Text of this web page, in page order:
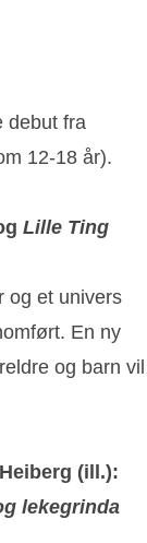
debut fra
12-18 år).
Lille Ting
og et univers
En ny
og barn vil
(ill.):
lekegrinda